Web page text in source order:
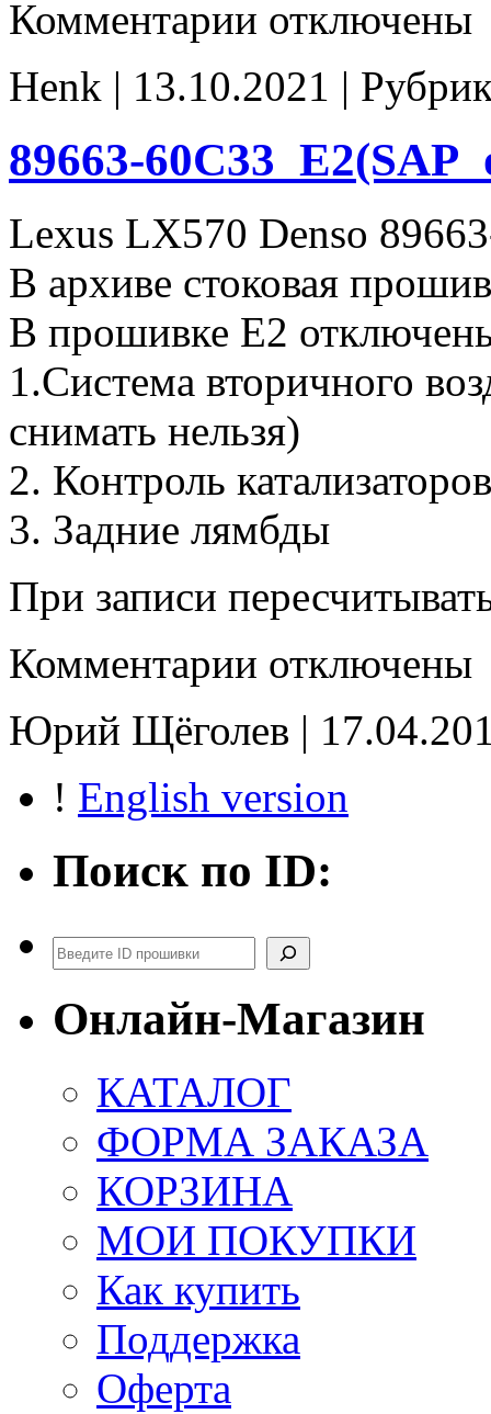
Комментарии записи
Stage1
noCHK
отключены
Henk | 13.10.2021 |
89663-
Lexus LX570 Denso
В архиве стоковая
В прошивке Е2
1.Система вторичного
снимать нельзя)
2. Контроль катализаторов
3. Задние лямбды
При записи
Комментарии записи
отключены
Юрий Щёголев |
! English version
Поиск по ID:
Поиск
Онлайн-Магазин
КАТАЛОГ
ФОРМА ЗАКАЗА
КОРЗИНА
МОИ ПОКУПКИ
Как купить
Поддержка
Оферта